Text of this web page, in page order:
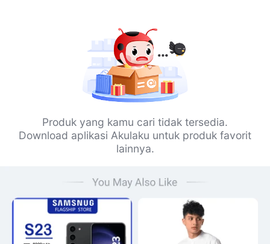
Produk yang kamu cari tidak tersedia.
Download aplikasi Akulaku untuk produk favorit
lainnya.